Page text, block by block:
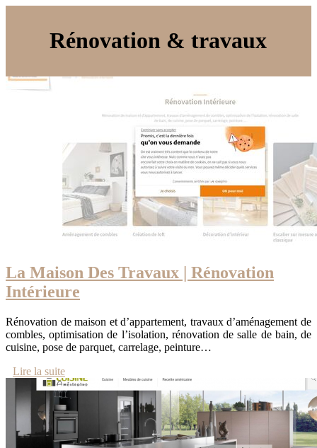
Rénovation & travaux
La Maison Des Travaux | Rénovation
Intérieure
Rénovation de maison et d’appartement, travaux d’aménagement de
combles, optimisation de l’isolation, rénovation de salle de bain, de
cuisine, pose de parquet, carrelage, peinture…
Lire la suite